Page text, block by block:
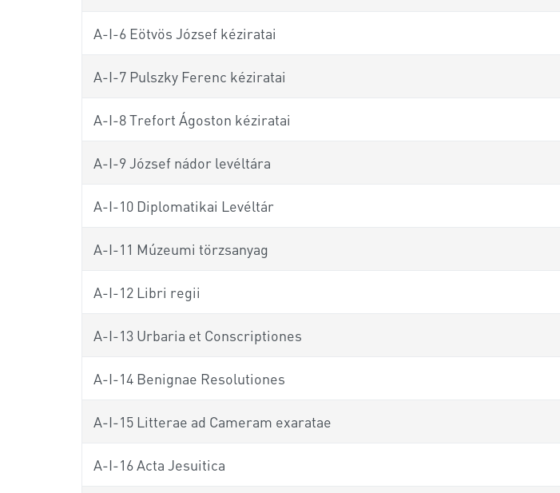
A-I-6 Eötvös József kéziratai
A-I-7 Pulszky Ferenc kéziratai
A-I-8 Trefort Ágoston kéziratai
A-I-9 József nádor levéltára
A-I-10 Diplomatikai Levéltár
A-I-11 Múzeumi törzsanyag
A-I-12 Libri regii
A-I-13 Urbaria et Conscriptiones
A-I-14 Benignae Resolutiones
A-I-15 Litterae ad Cameram exaratae
A-I-16 Acta Jesuitica